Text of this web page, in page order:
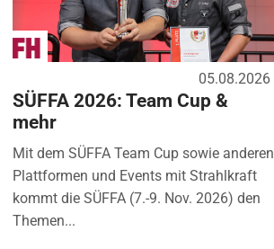
05.08.2026
SÜFFA 2026: Team Cup &
mehr
Mit dem SÜFFA Team Cup sowie anderen
Plattformen und Events mit Strahlkraft
kommt die SÜFFA (7.-9. Nov. 2026) den
Themen...